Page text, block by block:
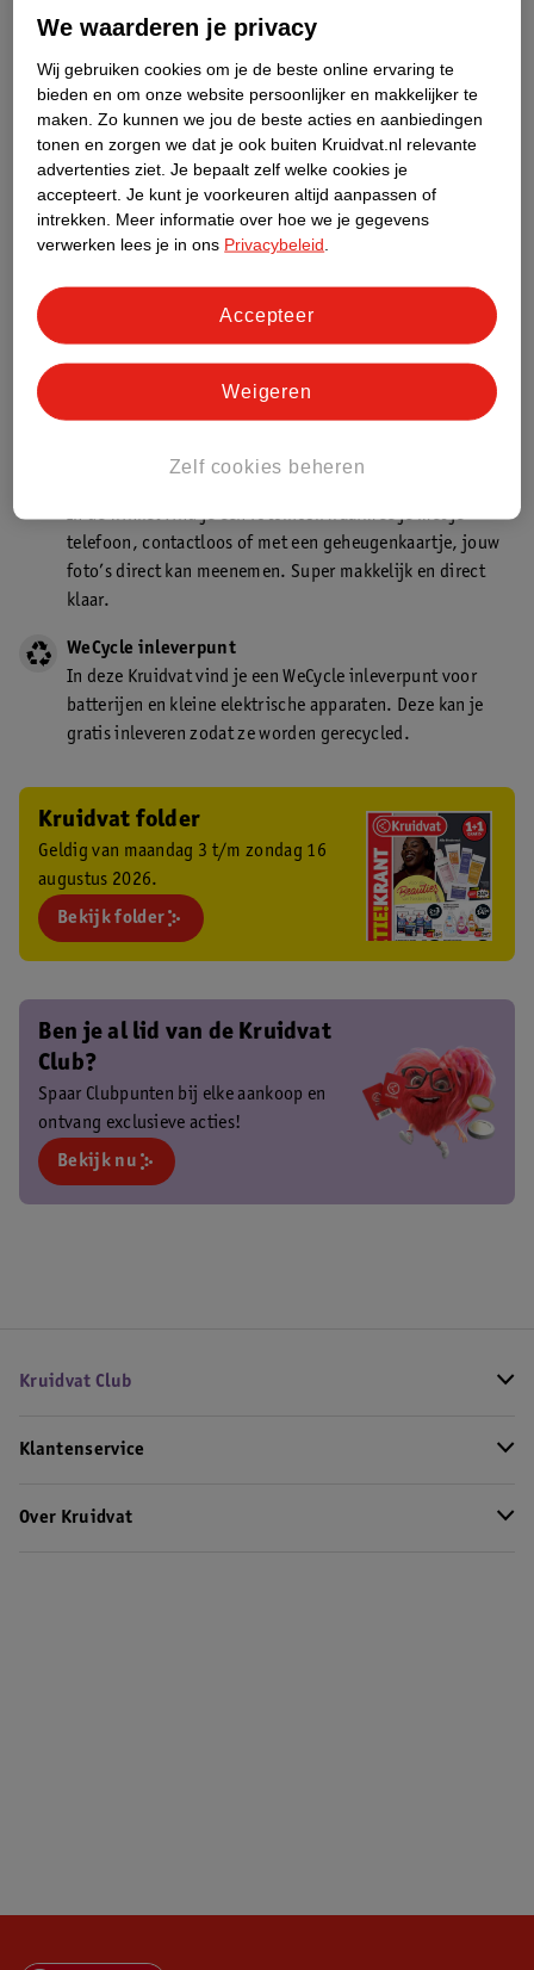
gezondheidsvraag ook is, stel hem aan
Stel je gezondheidsvraag
Ook in deze winkel
Kruidvat.nl ophaalpunt
Laat je bestelling snel en gemakkelijk bezorgen in de
Kruidvat is een gecertificeerd drogist. Dit betekent dat je
In de winkel vind je een fotokiosk waarmee je met je
telefoon, contactloos of met een geheugenkaartje, jouw
foto’s direct kan meenemen. Super makkelijk en direct
klaar.
WeCycle inleverpunt
In deze Kruidvat vind je een WeCycle inleverpunt voor
batterijen en kleine elektrische apparaten. Deze kan je
gratis inleveren zodat ze worden gerecycled.
Kruidvat folder
Geldig van maandag 3 t/m zondag 16
augustus 2026.
Bekijk folder
Ben je al lid van de Kruidvat
Club?
Spaar Clubpunten bij elke aankoop en
ontvang exclusieve acties!
Bekijk nu
Kruidvat Club
Klantenservice
Over Kruidvat
We waarderen je privacy
Wij gebruiken cookies om je de beste online ervaring te
bieden en om onze website persoonlijker en makkelijker te
maken. Zo kunnen we jou de beste acties en aanbiedingen
tonen en zorgen we dat je ook buiten Kruidvat.nl relevante
advertenties ziet. Je bepaalt zelf welke cookies je
accepteert. Je kunt je voorkeuren altijd aanpassen of
intrekken.
Meer informatie over hoe we je gegevens
verwerken lees je in ons Privacybeleid
Zelf cookies beheren
Weigeren
Accepteer